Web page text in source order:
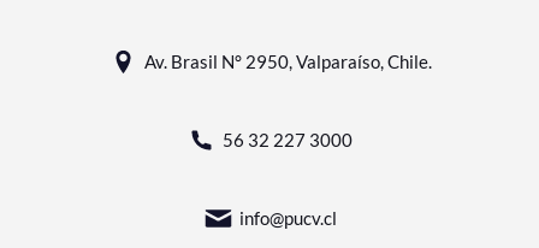
Av. Brasil N° 2950, Valparaíso, Chile.
56 32 227 3000
info@pucv.cl